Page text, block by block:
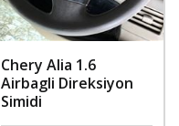
Chery Alia 1.6
Airbagli Direksiyon
Simidi